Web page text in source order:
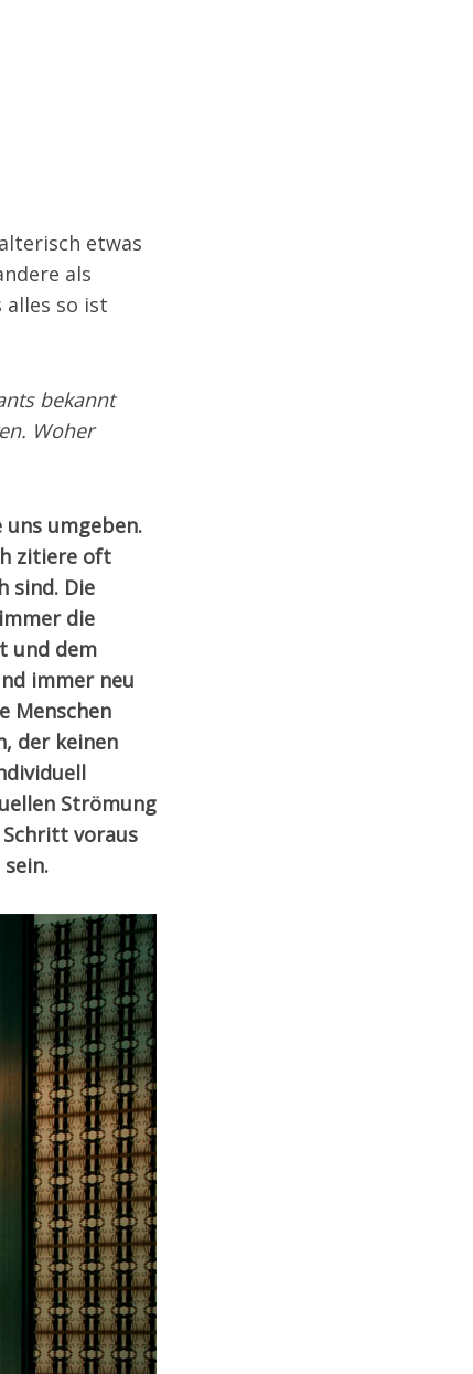
etwas
als
alles so ist
bekannt
Woher
uns umgeben.
zitiere oft
sind. Die
die
und dem
immer neu
Menschen
der keinen
Strömung
voraus